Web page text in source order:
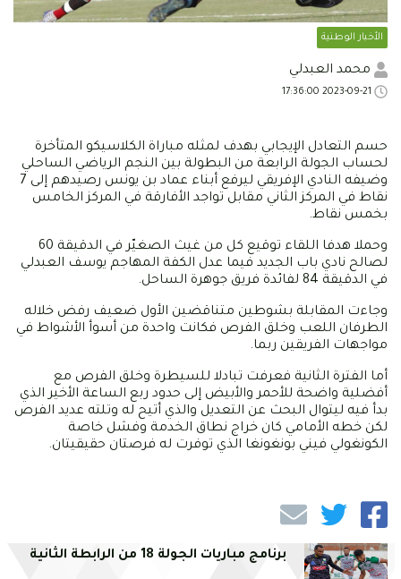
الأخبار الوطنية
محمد العبدلي
حسم التعادل الإيجابي بهدف لمثله مباراة الكلاسيكو المتأخرة
لحساب الجولة الرابعة من البطولة بين النجم الرياضي الساحلي
وضيفه النادي الإفريقي ليرفع أبناء عماد بن يونس رصيدهم إلى 7
نقاط في المركز الثاني مقابل تواجد الأفارقة في المركز الخامس
بخمس نقاط.
وحملا هدفا اللقاء توقيع كل من غيث الصغيّر في الدقيقة 60
لصالح نادي باب الجديد فيما عدل الكفة المهاجم يوسف العبدلي
في الدقيقة 84 لفائدة فريق جوهرة الساحل.
وجاءت المقابلة بشوطين متناقضين الأول ضعيف رفض خلاله
الطرفان اللعب وخلق الفرص فكانت واحدة من أسوأ الأشواط في
مواجهات الفريقين ربما.
أما الفترة الثانية فعرفت تبادلا للسيطرة وخلق الفرص مع
أفضلية واضحة للأحمر والأبيض إلى حدود ربع الساعة الأخير الذي
بدأ فيه ليتوال البحث عن التعديل والذي أتيح له وتلته عديد الفرص
لكن خطه الأمامي كان خراج نطاق الخدمة وفشل خاصة
الكونغولي فيني بونغونغا الذي توفرت له فرصتان حقيقيتان.
برنامج مباريات الجولة 18 من الرابطة الثانية